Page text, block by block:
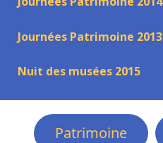
Journées Patrimoine 2013
Nuit des musées 2015
Patrimoine